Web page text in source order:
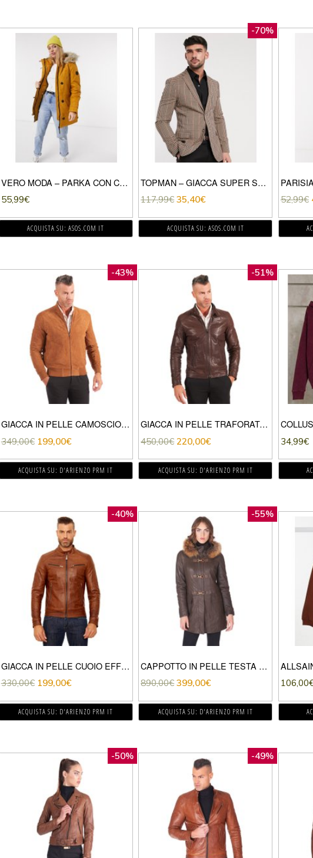
VERO MODA – PARKA CON CAPPUCCIO IN PELLICCIA SINTETICA RUGGINE-MARRONE
55,99€
ACQUISTA SU: ASOS.COM IT
-70%
TOPMAN – GIACCA SUPER SKINNY A QUADRI MARRONI-MARRONE
117,99€ 35,40€
ACQUISTA SU: ASOS.COM IT
52,99€
-43%
GIACCA IN PELLE CAMOSCIO CUOIO STILE BOMBER
349,00€ 199,00€
ACQUISTA SU: D'ARIENZO PRM IT
-51%
GIACCA IN PELLE TRAFORATA TESTA DI MORO NAPPA EFFETTO LISCIO
450,00€ 220,00€
ACQUISTA SU: D'ARIENZO PRM IT
34,99€
-40%
GIACCA IN PELLE CUOIO EFFETTO VINTAGE
330,00€ 199,00€
ACQUISTA SU: D'ARIENZO PRM IT
-55%
CAPPOTTO IN PELLE TESTA DI MORO CON CAPPUCCIO IN PELLICCIA
890,00€ 399,00€
ACQUISTA SU: D'ARIENZO PRM IT
106,00
-50% -49%